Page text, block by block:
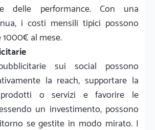
delle performance. Con una
i costi mensili tipici possono
al mese.
sui social possono
la reach, supportare la
o servizi e favorire le
un investimento, possono
se gestite in modo mirato. I